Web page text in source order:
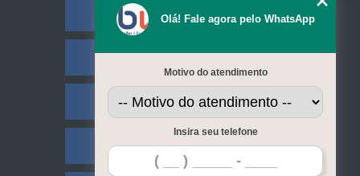
Empresa
Serviços
Contato
Olá! Fale agora pelo WhatsApp
Motivo do atendimento
Insira seu telefone